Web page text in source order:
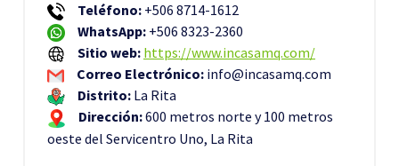
Teléfono: +506 8714-1612
WhatsApp: +506 8323-2360
Sitio web: https://www.incasamq.com/
Correo Electrónico: info@incasamq.com
Distrito: La Rita
Dirección:600 metros norte y 100 metros
oeste del Servicentro Uno, La Rita